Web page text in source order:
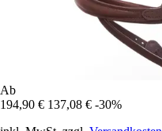
Ab
194,90 € 137,08 € -30%